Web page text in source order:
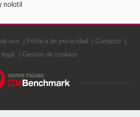
nolotil
uso Política de privacidad
Contacto
Gestión de cookies